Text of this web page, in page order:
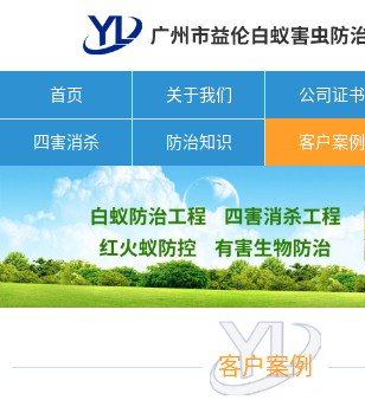
首页 关于我们 公司证书
四害消杀 防治知识 客户案例
客户案例